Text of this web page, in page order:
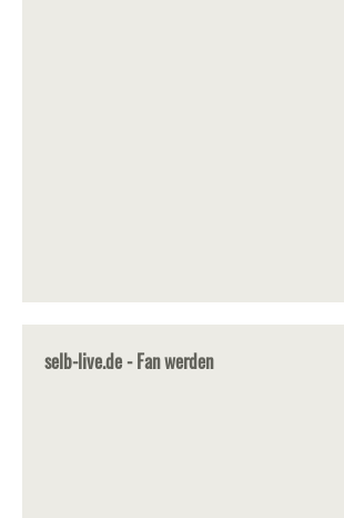
selb-live.de - Fan werden